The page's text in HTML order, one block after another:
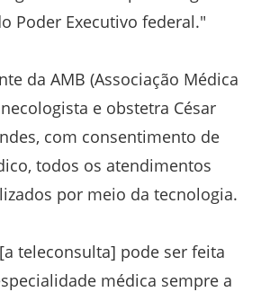
Poder Executivo federal."
da AMB (Associação Médica
e obstetra César
com consentimento de
todos os atendimentos
por meio da tecnologia.
teleconsulta] pode ser feita
médica sempre a